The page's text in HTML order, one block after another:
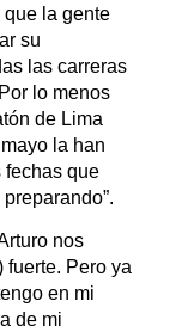
que la gente
su
las carreras
lo menos
de Lima
la han
fechas que
nos
fuerte. Pero ya
en mi
de mi